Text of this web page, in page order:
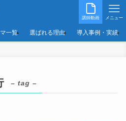
講師動画 メニュー
一覧 選ばれる理由 導入事例・実績
– tag –